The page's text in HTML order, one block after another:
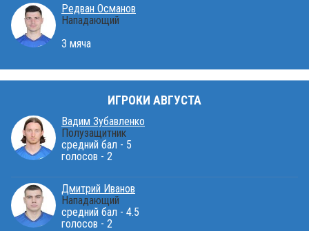
Редван Османов
Нападающий
3 мяча
ИГРОКИ АВГУСТА
Вадим Зубавленко
Полузащитник
средний бал - 5
голосов - 2
Дмитрий Иванов
Нападающий
средний бал - 4.5
голосов - 2